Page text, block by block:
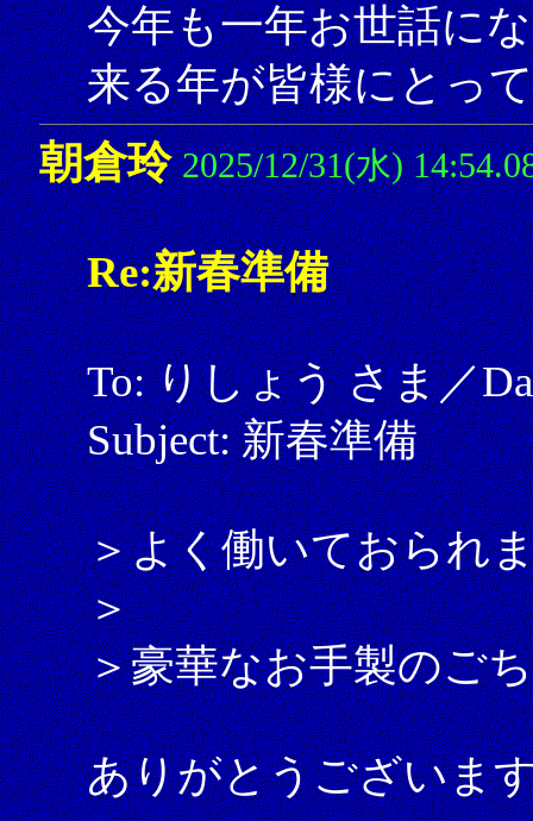
今年も一年お世話に
来る年が皆様にとっ
朝倉玲 2025/12/31(水)
Re:新春準備
To: りしょう さま／
Subject: 新春準備
＞よく働いておられ
＞
＞豪華なお手製のご
ありがとうございま